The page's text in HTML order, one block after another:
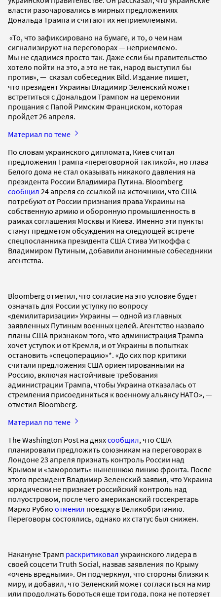
власти разочаровались в мирных предложениях
Дональда Трампа и считают их неприемлемыми.
«То, что зафиксировано на бумаге, и то, о чем нам
сигнализируют на переговорах — неприемлемо.
Мы не сдадимся просто так. Даже если бы правительство
хотело пойти на это, а это не так, народ выступил бы
против», — сказал собеседник Bild. Издание пишет,
что президент Украины Владимир Зеленский может
встретиться с Дональдом Трампом на церемонии
прощания с Папой Римским Франциском, которая
пройдет 26 апреля.
Материал по теме
По словам украинского дипломата, Киев считал
предложения Трампа «переговорной тактикой», но глава
Белого дома не стал оказывать никакого давления на
президента России Владимира Путина. Bloomberg
сообщил 24 апреля со ссылкой на источники, что США
потребуют от России признания права Украины на
собственную армию и оборонную промышленность в
рамках соглашения Москвы и Киева. Именно эти пункты
станут предметом обсуждения на следующей встрече
спецпосланника президента США Стива Уиткоффа с
Владимиром Путиным, добавили анонимные собеседники
агентства.
Bloomberg отметил, что согласие на это условие будет
означать для России уступку по вопросу
«демилитаризации» Украины — одной из главных
заявленных Путиным военных целей. Агентство назвало
планы США признаком того, что администрация Трампа
хочет уступок и от Кремля, и от Украины в попытках
остановить «спецоперацию»*. «До сих пор критики
считали предложения США ориентированными на
Россию, включая настойчивые требования
администрации Трампа, чтобы Украина отказалась от
стремления присоединиться к военному альянсу НАТО», —
отметил Bloomberg.
Материал по теме
The Washington Post на дняхсообщил, что США
планировали предложить союзникам на переговорах в
Лондоне 23 апреля признать контроль России над
Крымом и «заморозить» нынешнюю линию фронта. После
этого президент Владимир Зеленский заявил, что Украина
юридически не признает российский контроль над
полуостровом, после чего американский госсекретарь
Марко Рубио отменил поездку в Великобританию.
Переговоры состоялись, однако их статус был снижен.
Накануне Трамп раскритиковал украинского лидера в
своей соцсети Truth Social, назвав заявления по Крыму
«очень вредными». Он подчеркнул, что стороны близки к
миру, и добавил, что Зеленский может согласиться на мир
или продолжать бороться еще три года, пока не потеряет